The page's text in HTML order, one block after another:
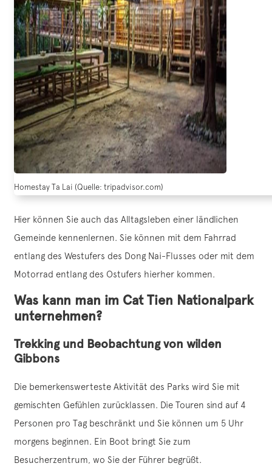
Homestay Ta Lai (Quelle: tripadvisor.com)
Hier können Sie auch das Alltagsleben einer ländlichen
Gemeinde kennenlernen. Sie können mit dem Fahrrad
entlang des Westufers des Dong Nai-Flusses oder mit dem
Motorrad entlang des Ostufers hierher kommen.
Was kann man im Cat Tien Nationalpark
unternehmen?
Trekking und Beobachtung von wilden
Gibbons
Die bemerkenswerteste Aktivität des Parks wird Sie mit
gemischten Gefühlen zurücklassen. Die Touren sind auf 4
Personen pro Tag beschränkt und Sie können um 5 Uhr
morgens beginnen. Ein Boot bringt Sie zum
Besucherzentrum, wo Sie der Führer begrüßt.